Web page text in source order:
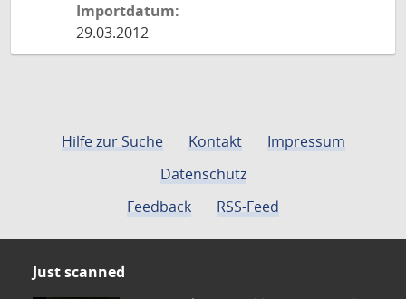
Importdatum:
29.03.2012
Hilfe zur Suche Kontakt
Impressum
Datenschutz
Feedback
RSS-Feed
Just scanned